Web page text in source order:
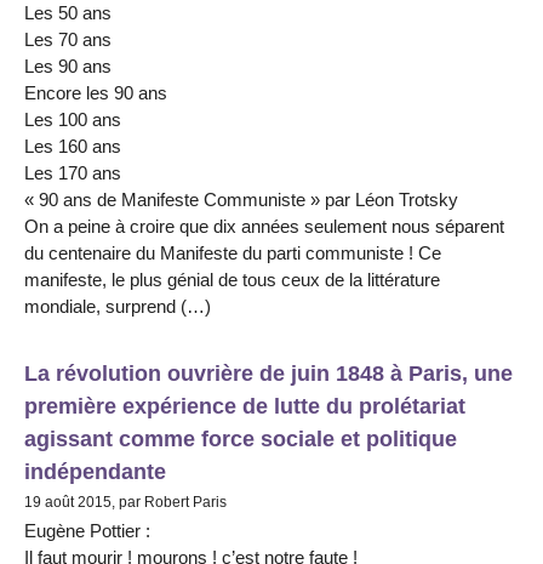
Les 50 ans
Les 70 ans
Les 90 ans
Encore les 90 ans
Les 100 ans
Les 160 ans
Les 170 ans
« 90 ans de Manifeste Communiste » par Léon Trotsky
On a peine à croire que dix années seulement nous séparent
du centenaire du Manifeste du parti communiste ! Ce
manifeste, le plus génial de tous ceux de la littérature
mondiale, surprend (…)
La révolution ouvrière de juin 1848 à Paris, une
première expérience de lutte du prolétariat
agissant comme force sociale et politique
indépendante
19 août 2015, par Robert Paris
Eugène Pottier :
Il faut mourir ! mourons ! c’est notre faute !